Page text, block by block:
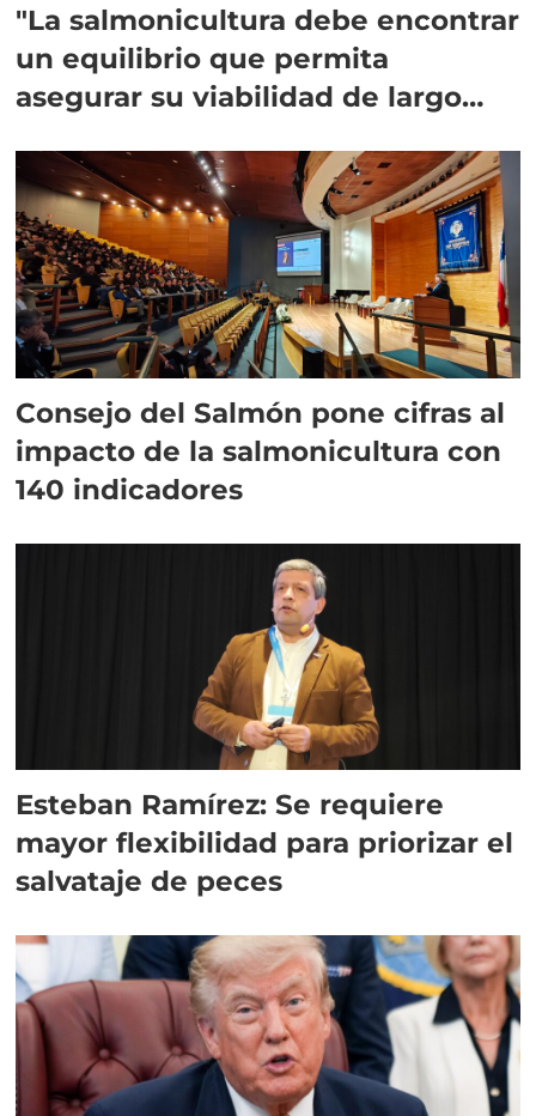
"La salmonicultura debe encontrar
un equilibrio que permita
asegurar su viabilidad de largo
Consejo del Salmón pone cifras al
impacto de la salmonicultura con
140 indicadores
Esteban Ramírez: Se requiere
mayor flexibilidad para priorizar el
salvataje de peces